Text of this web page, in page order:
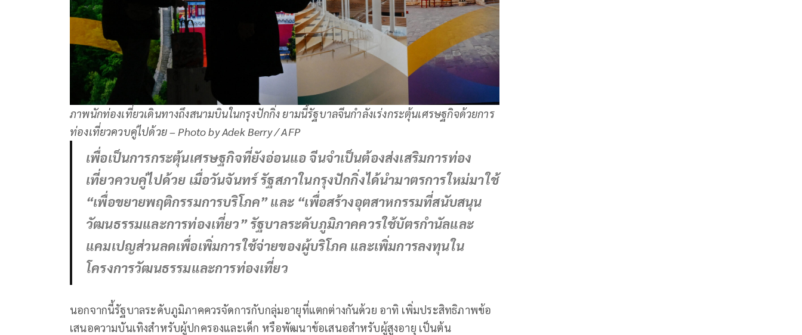
ภาพนักท่องเที่ยวเดินทางถึงสนามบินในกรุงปักกิ่ง ยามนี้รัฐบาลจีนกำลังเร่งกระตุ้นเศรษฐกิจด้วยการ
ท่องเที่ยวควบคู่ไปด้วย – Photo by Adek Berry / AFP
เพื่อเป็นการกระตุ้นเศรษฐกิจที่ยังอ่อนแอ จีนจำเป็นต้องส่งเสริมการท่อง
เที่ยวควบคู่ไปด้วย เมื่อวันจันทร์ รัฐสภาในกรุงปักกิ่งได้นำมาตรการใหม่มาใช้
“เพื่อขยายพฤติกรรมการบริโภค” และ “เพื่อสร้างอุตสาหกรรมที่สนับสนุน
วัฒนธรรมและการท่องเที่ยว” รัฐบาลระดับภูมิภาคควรใช้บัตรกำนัลและ
แคมเปญส่วนลดเพื่อเพิ่มการใช้จ่ายของผู้บริโภค และเพิ่มการลงทุนใน
โครงการวัฒนธรรมและการท่องเที่ยว
นอกจากนี้รัฐบาลระดับภูมิภาคควรจัดการกับกลุ่มอายุที่แตกต่างกันด้วย อาทิ เพิ่มประสิทธิภาพข้อ
เสนอความบันเทิงสำหรับผู้ปกครองและเด็ก หรือพัฒนาข้อเสนอสำหรับผู้สูงอายุ เป็นต้น